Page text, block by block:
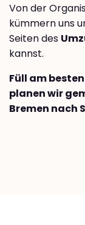
Von der
kümmern uns
Seiten des
kannst.
Füll am
planen wir
Bremen nach